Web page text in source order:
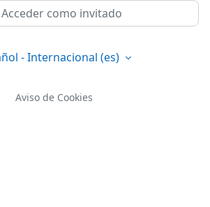
Acceder como invitado
- Internacional ‎(es)‎
Aviso de Cookies